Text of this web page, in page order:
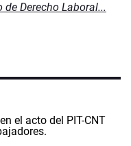
de Derecho Laboral...